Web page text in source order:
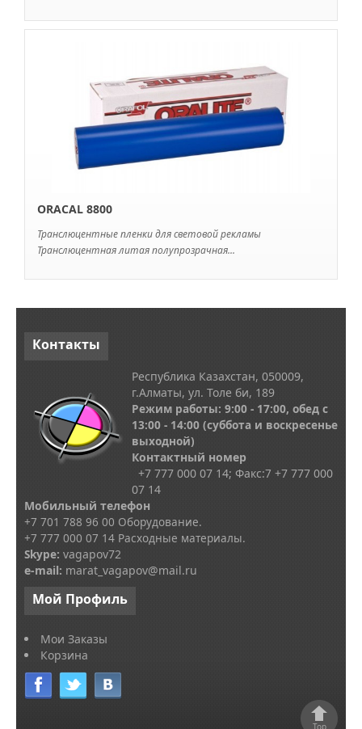
ORACAL 8800
Транслюцентные пленки для световой рекламы
Транслюцентная литая полупрозрачная...
Контакты
Республика Казахстан, 050009,
г.Алматы, ул. Толе би, 189
Режим работы: 9:00 - 17:00, обед с
13:00 - 14:00 (суббота и воскресенье
выходной)
Контактный номер
+7 777 000 07 14; Факс:7 +7 777 000
07 14
Мобильный телефон
+7 701 788 96 00 Оборудование.
+7 777 000 07 14 Расходные материалы.
Skype: vagapov72
e-mail: marat_vagapov@mail.ru
Мой Профиль
Мои Заказы
Корзина